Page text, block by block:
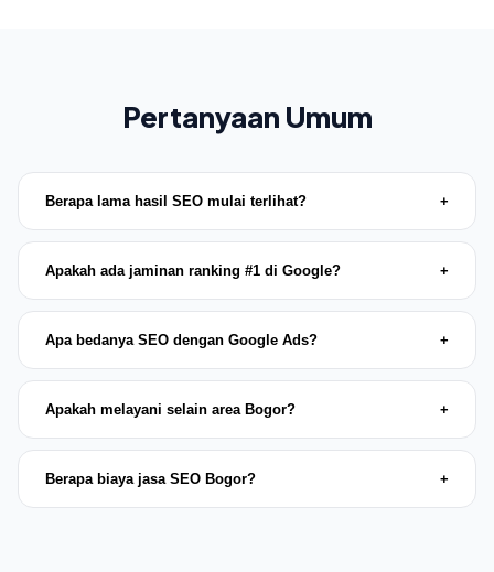
Pertanyaan Umum
Berapa lama hasil SEO mulai terlihat? +
Apakah ada jaminan ranking #1 di Google? +
Apa bedanya SEO dengan Google Ads? +
Apakah melayani selain area Bogor? +
Berapa biaya jasa SEO Bogor? +